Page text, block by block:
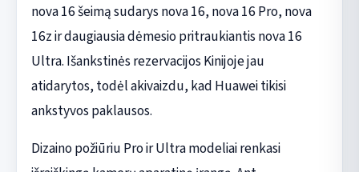
nova 16 šeimą sudarys nova 16, nova 16 Pro, nova
16z ir daugiausia dėmesio pritraukiantis nova 16
Ultra. Išankstinės rezervacijos Kinijoje jau
atidarytos, todėl akivaizdu, kad Huawei tikisi
ankstyvos paklausos.
Dizaino požiūriu Pro ir Ultra modeliai renkasi